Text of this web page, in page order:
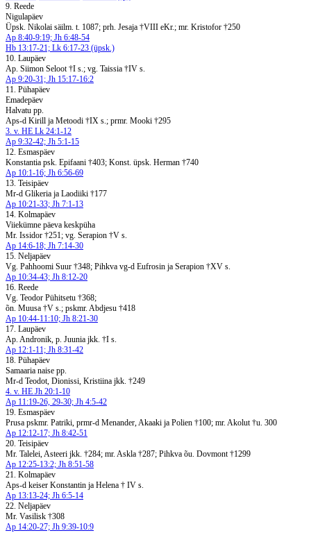
9. Reede
Nigulapäev
Üpsk. Nikolai säilm. t. 1087; prh. Jesaja †VIII eKr.; mr. Kristofor †250
Ap 8:40-9:19; Jh 6:48-54
Hb 13:17-21; Lk 6:17-23 (üpsk.)
10. Laupäev
Ap. Siimon Seloot †I s.; vg. Taissia †IV s.
Ap 9:20-31; Jh 15:17-16:2
11. Pühapäev
Emadepäev
Halvatu pp.
Aps-d Kirill ja Metoodi †IX s.; prmr. Mooki †295
3. v. HE Lk 24:1-12
Ap 9:32-42; Jh 5:1-15
12. Esmaspäev
Konstantia psk. Epifaani †403; Konst. üpsk. Herman †740
Ap 10:1-16; Jh 6:56-69
13. Teisipäev
Mr-d Glikeria ja Laodiiki †177
Ap 10:21-33; Jh 7:1-13
14. Kolmapäev
Viiekümne päeva keskpüha
Mr. Issidor †251; vg. Serapion †V s.
Ap 14:6-18; Jh 7:14-30
15. Neljapäev
Vg. Pahhoomi Suur †348; Pihkva vg-d Eufrosin ja Serapion †XV s.
Ap 10:34-43; Jh 8:12-20
16. Reede
Vg. Teodor Pühitsetu †368;
õn. Muusa †V s.; pskmr. Abdjesu †418
Ap 10:44-11:10; Jh 8:21-30
17. Laupäev
Ap. Andronik, p. Juunia jkk. †I s.
Ap 12:1-11; Jh 8:31-42
18. Pühapäev
Samaaria naise pp.
Mr-d Teodot, Dionissi, Kristiina jkk. †249
4. v. HE Jh 20:1-10
Ap 11:19-26, 29-30; Jh 4:5-42
19. Esmaspäev
Prusa pskmr. Patriki, prmr-d Menander, Akaaki ja Polien †100; mr. Akolut †u. 300
Ap 12:12-17; Jh 8:42-51
20. Teisipäev
Mr. Talelei, Asteeri jkk. †284; mr. Askla †287; Pihkva õu. Dovmont †1299
Ap 12:25-13:2; Jh 8:51-58
21. Kolmapäev
Aps-d keiser Konstantin ja Helena † IV s.
Ap 13:13-24; Jh 6:5-14
22. Neljapäev
Mr. Vasilisk †308
Ap 14:20-27; Jh 9:39-10:9